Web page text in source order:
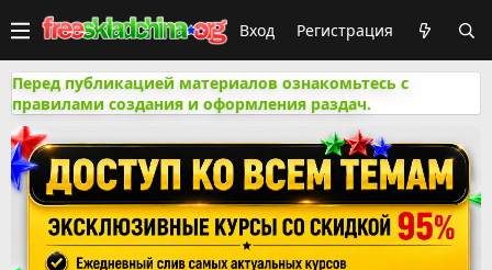
Вход Регистрация
Перед публикацией материалов ознакомьтесь с
правилами создания и оформления раздач.